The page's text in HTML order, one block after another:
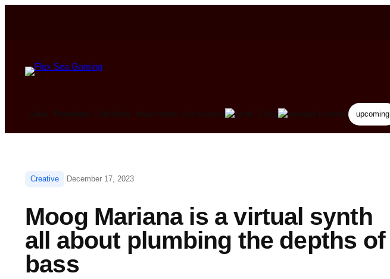
Sales Preorders Controllers Headphones Accessories Cards Eyewear upcoming
Creative December 17, 2023
Moog Mariana is a virtual synth
all about plumbing the depths of
bass